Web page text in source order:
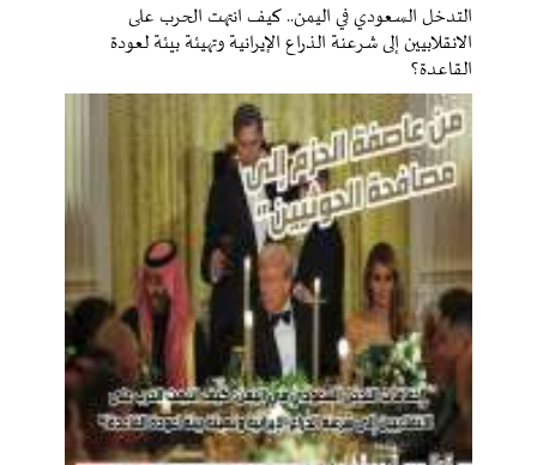
التدخل السعودي في اليمن.. كيف انتهت الحرب على
الانقلابيين إلى شرعنة الذراع الإيرانية وتهيئة بيئة لعودة
القاعدة؟